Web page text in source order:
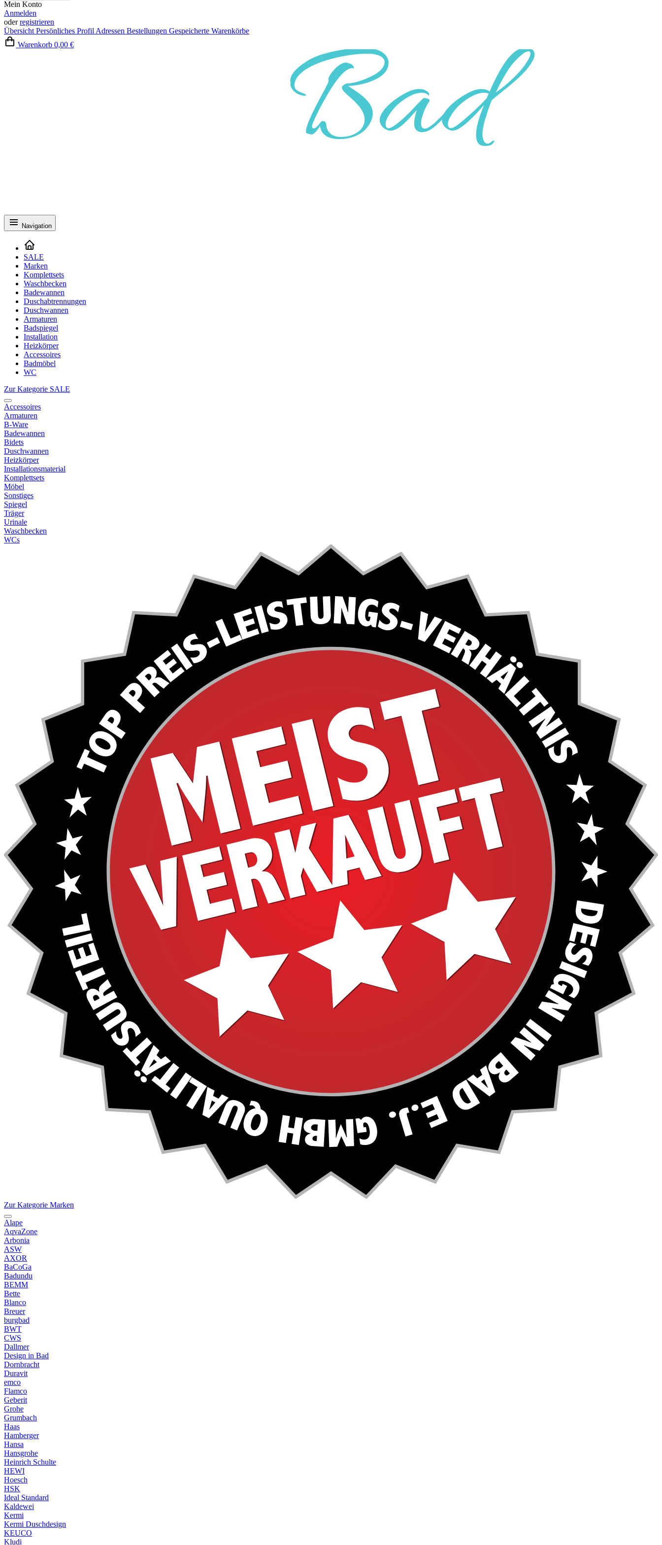
Mein Konto
Anmelden
oderregistrieren
Übersicht Persönliches Profil Adressen Bestellungen Gespeicherte Warenkörbe
Warenkorb 0,00 €
Navigation
SALE
Marken
Komplettsets
Waschbecken
Badewannen
Duschabtrennungen
Duschwannen
Armaturen
Badspiegel
Installation
Heizkörper
Accessoires
Badmöbel
WC
Zur Kategorie SALE
Accessoires
Armaturen
B-Ware
Badewannen
Bidets
Duschwannen
Heizkörper
Installationsmaterial
Komplettsets
Möbel
Sonstiges
Spiegel
Träger
Urinale
Waschbecken
WCs
Zur Kategorie Marken
Alape
AqvaZone
Arbonia
ASW
AXOR
BaCoGa
Badundu
BEMM
Bette
Blanco
Breuer
burgbad
BWT
CWS
Dallmer
Design in Bad
Dornbracht
Duravit
emco
Flamco
Geberit
Grohe
Grumbach
Haas
Hamberger
Hansa
Hansgrohe
Heinrich Schulte
HEWI
Hoesch
HSK
Ideal Standard
Kaldewei
Kermi
Kermi Duschdesign
KEUCO
Kludi